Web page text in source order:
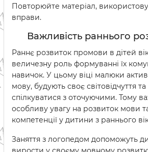
Повторюйте матеріал,
вправи.
Важливість раннього
Раннє розвиток промови в дітей
величезну роль формуванні їх
навичок. У цьому віці малюки
мову, будують своє світовідчуття
спілкуватися з оточуючими. Тому
особливу увагу на розвиток мови
компетенції у дитини з раннього
Заняття з логопедом допоможуть